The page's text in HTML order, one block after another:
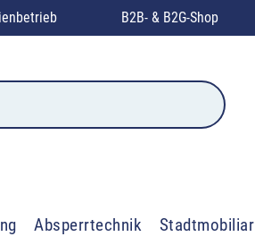
B2B- & B2G-Shop
Absperrtechnik Stadtmobiliar